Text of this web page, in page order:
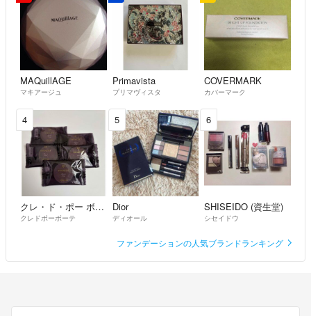
MAQuillAGE
マキアージュ
Primavista
プリマヴィスタ
COVERMARK
カバーマーク
4
クレ・ド・ポー ボーテ
クレドポーボーテ
5
Dior
ディオール
6
SHISEIDO (資生堂)
シセイドウ
ファンデーションの人気ブランドランキング